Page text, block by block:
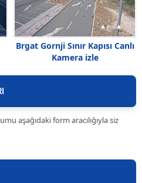
Brgat Gornji Sınır Kapısı Canlı
Kamera izle
aşağıdaki form aracılığıyla siz